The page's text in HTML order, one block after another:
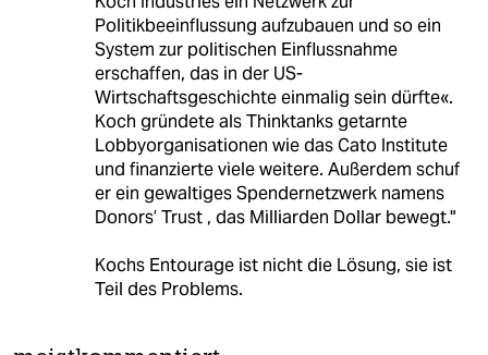
Politikbeeinflussung aufzubauen und so ein
System zur politischen Einflussnahme
erschaffen, das in der US-
Wirtschaftsgeschichte einmalig sein dürfte«.
Koch gründete als Thinktanks getarnte
Lobbyorganisationen wie das Cato Institute
und finanzierte viele weitere. Außerdem schuf
er ein gewaltiges Spendernetzwerk namens
Donors’ Trust , das Milliarden Dollar bewegt."
Kochs Entourage ist nicht die Lösung, sie ist
Teil des Problems.